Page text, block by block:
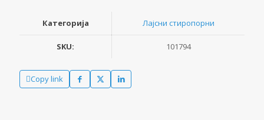
Категорија Лајсни стиропорни
SKU: 101794
Copy link